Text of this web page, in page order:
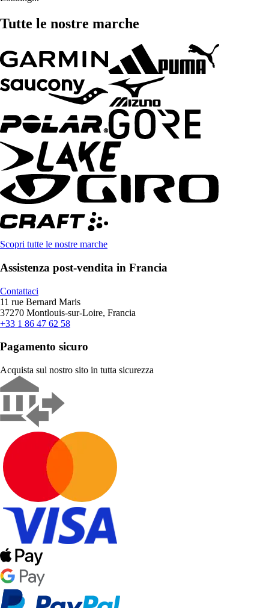
Tutte le nostre marche
Scopri tutte le nostre marche
Assistenza post-vendita in Francia
Contattaci
11 rue Bernard Maris
37270 Montlouis-sur-Loire, Francia
+33 1 86 47 62 58
Pagamento sicuro
Acquista sul nostro sito in tutta sicurezza